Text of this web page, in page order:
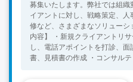
募集いたします。弊社では組
イアントに対し、戦略策定、
修など、さまざまなソリューション
内容】 ・新規クライアントリ
し、電話アポイントを打診、面談
書、見積書の作成 ・コンサルティングプラン策定／準備 ・プロ